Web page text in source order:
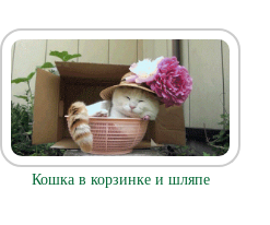
Кошка в корзинке и шляпе